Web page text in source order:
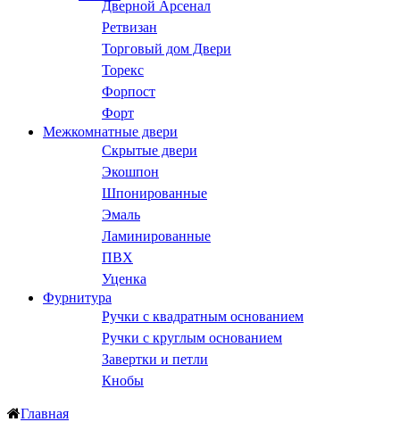
Дверной Арсенал
Ретвизан
Торговый дом Двери
Торекс
Форпост
Форт
Межкомнатные двери
Скрытые двери
Экошпон
Шпонированные
Эмаль
Ламинированные
ПВХ
Уценка
Фурнитура
Ручки с квадратным основанием
Ручки с круглым основанием
Завертки и петли
Кнобы
Главная